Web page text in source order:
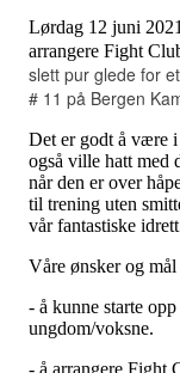
Lørdag 12 juni
arrangere Fight
slett pur glede for
# 11 på Bergen
Det er godt å være
også ville hatt med
når den er over
til trening uten
vår fantastiske
Våre ønsker og
- å kunne starte
ungdom/voksne.
- å arrangere Fight